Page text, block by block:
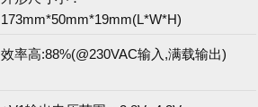
173mm*50mm*19mm(L*W*H)
效率高:88%(@230VAC输入,满载输出)